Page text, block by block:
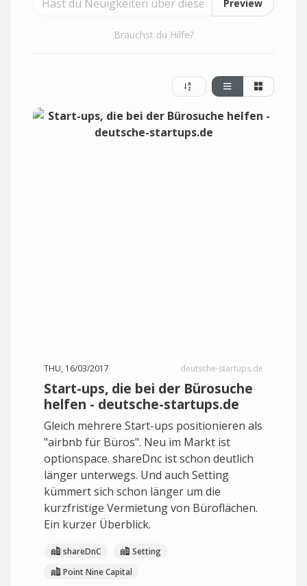
Preview
Brauchst du Hilfe?
THU, 16/03/2017 deutsche-startups.de
Start-ups, die bei der Bürosuche
helfen - deutsche-startups.de
Gleich mehrere Start-ups positionieren als
"airbnb für Büros". Neu im Markt ist
optionspace. shareDnc ist schon deutlich
länger unterwegs. Und auch Setting
kümmert sich schon länger um die
kurzfristige Vermietung von Büroflächen.
Ein kurzer Überblick.
shareDnC
Setting
Point Nine Capital